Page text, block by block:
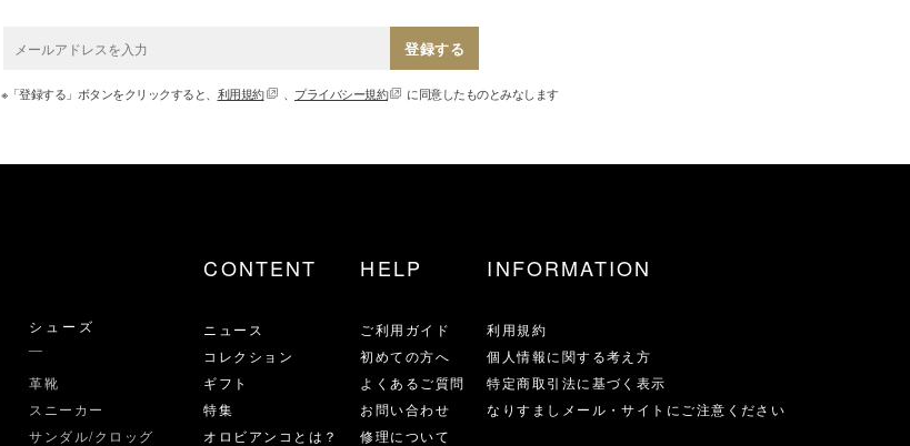
登録する
※「登録する」ボタンをクリックすると、 利用規約 、 プライバシー規約 に同意したものとみなします
シューズ
革靴
スニーカー
サンダル/クロッグ
CONTENT
ニュース
コレクション
ギフト
特集
オロビアンコとは？
HELP
ご利用ガイド
初めての方へ
よくあるご質問
お問い合わせ
修理について
INFORMATION
利用規約
個人情報に関する考え方
特定商取引法に基づく表示
なりすましメール・サイトにご注意ください